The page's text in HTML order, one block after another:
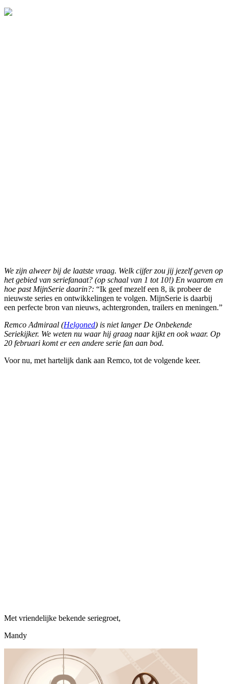
We zijn alweer bij de laatste vraag. Welk cijfer zou jij jezelf geven op
het gebied van seriefanaat? (op schaal van 1 tot 10!) En waarom en
hoe past MijnSerie daarin?: “Ik geef mezelf een 8, ik probeer de
nieuwste series en ontwikkelingen te volgen. MijnSerie is daarbij
een perfecte bron van nieuws, achtergronden, trailers en meningen.”
Remco Admiraal (Helgoned) is niet langer De Onbekende
Seriekijker. We weten nu waar hij graag naar kijkt en ook waar. Op
20 februari komt er een andere serie fan aan bod.
Voor nu, met hartelijk dank aan Remco, tot de volgende keer.
Met vriendelijke bekende seriegroet,
Mandy